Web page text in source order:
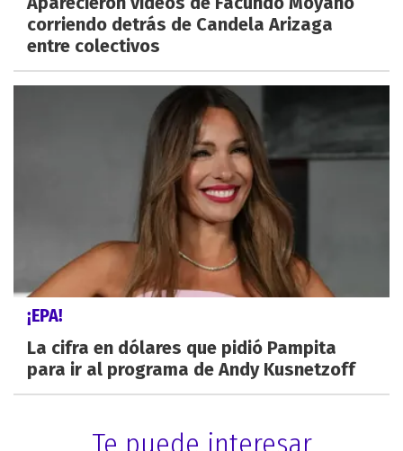
corriendo detrás de Candela Arizaga
entre colectivos
¡EPA!
La cifra en dólares que pidió Pampita
para ir al programa de Andy Kusnetzoff
Te puede interesar